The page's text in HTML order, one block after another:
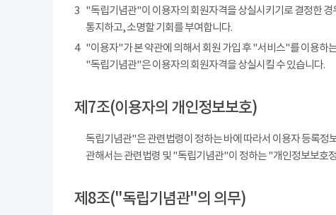
3 "독립기념관"이 이용자의 회원자격을 상실시키기로 결정한
통지하고, 소명할 기회를 부여합니다.
4
"이용자"가 본 약관에 의해서 회원 가입 후 "서비스"를 이용하
"독립기념관"은 이용자의 회원자격을 상실시킬 수 있습니다.
제7조(이용자의 개인정보보호)
독립기념관"은 관련법령이 정하는 바에 따라서 이용자 등록정
관해서는 관련법령 및 "독립기념관"이 정하는 "개인정보보호
제8조("독립기념관"의 의무)